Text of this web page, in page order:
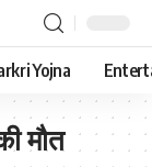
Yojna
मौत